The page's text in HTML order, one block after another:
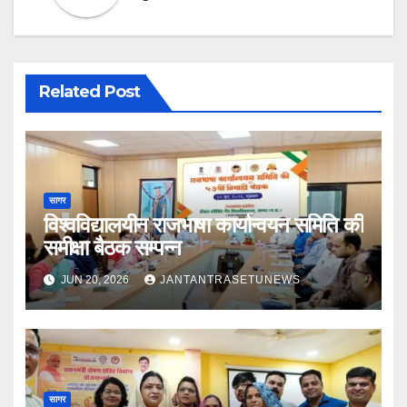
Related Post
सागर
विश्वविद्यालयीन राजभाषा कार्यान्वयन समिति की
समीक्षा बैठक सम्पन्न
JUN 20, 2026 JANTANTRASETUNEWS
सागर